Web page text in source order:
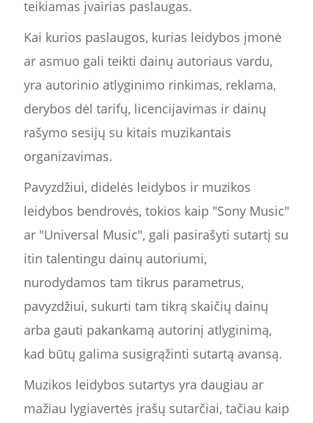
teikiamas įvairias paslaugas.
Kai kurios paslaugos, kurias leidybos įmonė
ar asmuo gali teikti dainų autoriaus vardu,
yra autorinio atlyginimo rinkimas, reklama,
derybos dėl tarifų, licencijavimas ir dainų
rašymo sesijų su kitais muzikantais
organizavimas.
Pavyzdžiui, didelės leidybos ir muzikos
leidybos bendrovės, tokios kaip "Sony Music"
ar "Universal Music", gali pasirašyti sutartį su
itin talentingu dainų autoriumi,
nurodydamos tam tikrus parametrus,
pavyzdžiui, sukurti tam tikrą skaičių dainų
arba gauti pakankamą autorinį atlyginimą,
kad būtų galima susigrąžinti sutartą avansą.
Muzikos leidybos sutartys yra daugiau ar
mažiau lygiavertės įrašų sutarčiai, tačiau kaip